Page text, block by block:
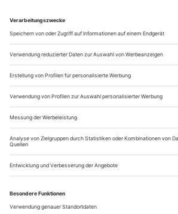
Burg» bei Romeo Castellucci,
schwarze Vorhang zur
Salzburger...
Temperamentvoll
Fatma Said serviert mit ihrem Album
Buntes
Die Begriffe «Kaleidoskop» und
allem in der Welt der Neuen Musik
Berlin leisten die freien Gruppen des
Kaleidoskop und des Ensembles
hervorragende, zum Teil
Musikarbeit. Beim seitens dieser